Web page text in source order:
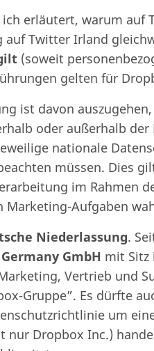
erläutert, warum auf
auf Twitter Irland
(soweit
gelten für
ist davon
oder außerhalb der
nationale
müssen. Dies
im Rahmen
Aufgaben
Niederlassung.
GmbH mit Sitz
Vertrieb und
Gruppe”. Es dürfte
um
Dropbox Inc.)